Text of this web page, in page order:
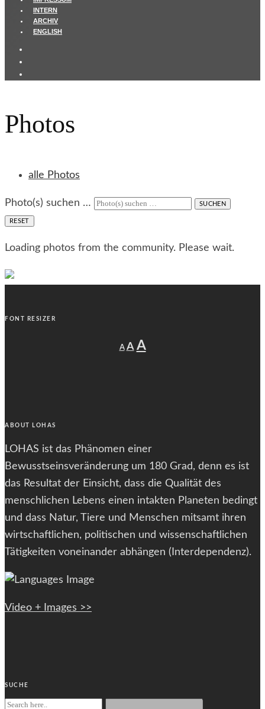
INTERN
ARCHIV
ENGLISH
Photos
alle Photos
Photo(s) suchen … SUCHEN
RESET
Loading photos from the community. Please wait.
FONT RESIZER
A
Decrease
font
A Reset
AIncrease
ABOUT LOHAS
LOHAS ist das Phänomen einer
Bewusstseinsveränderung um 180 Grad, denn es ist
das Resultat der Einsicht, dass die Qualität des
menschlichen Lebens einen intakten Planeten bedingt
und dass Natur, Tiere und Menschen mitsamt ihren
wirtschaftlichen, politischen und wissenschaftlichen
Tätigkeiten voneinander abhängen (Interdependenz).
Video + Images >>
SUCHE